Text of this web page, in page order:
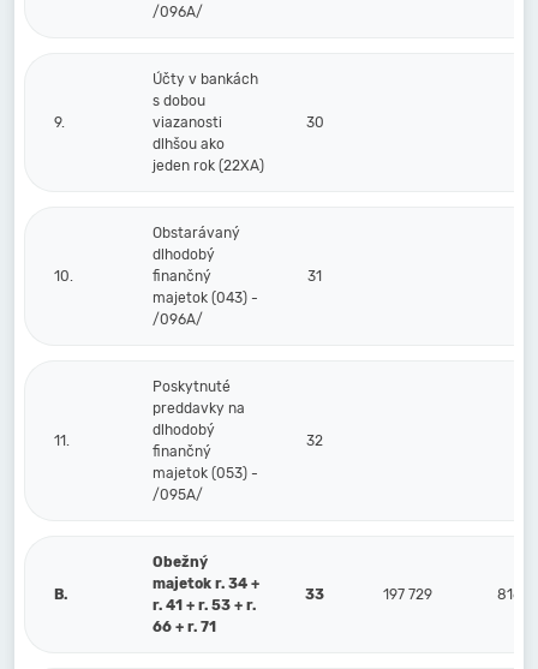
/096A/
9.
Účty v bankách
s dobou
viazanosti
dlhšou ako
jeden rok (22XA)
30
10.
Obstarávaný
dlhodobý
finančný
majetok (043) -
/096A/
31
11.
Poskytnuté
preddavky na
dlhodobý
finančný
majetok (053) -
/095A/
32
B.
Obežný
majetok r. 34 +
r. 41 + r. 53 + r.
66 + r. 71
33 197 729 816